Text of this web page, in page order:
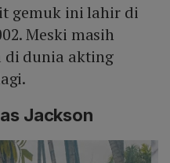
gemuk ini lahir di
Meski masih
di dunia akting
Jackson